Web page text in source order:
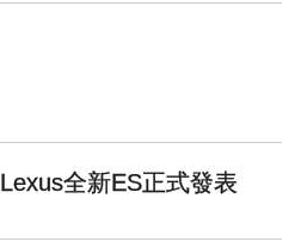
全新ES正式發表